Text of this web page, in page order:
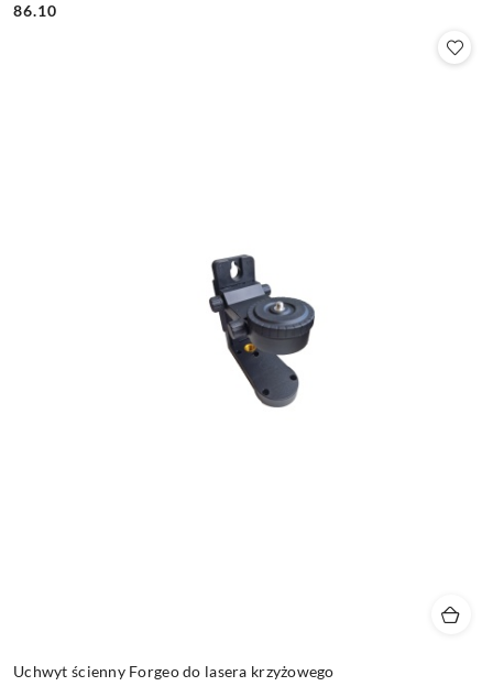
Cena:
86.10
Uchwyt ścienny Forgeo do lasera krzyżowego